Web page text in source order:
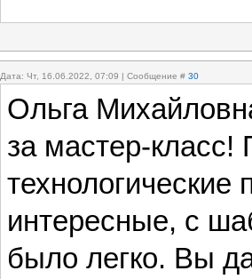
Дата: Чт, 16.06.2022, 07:09 | Сообщение # 30
Ольга
за мастер-
интересные, с
было легко. Вы